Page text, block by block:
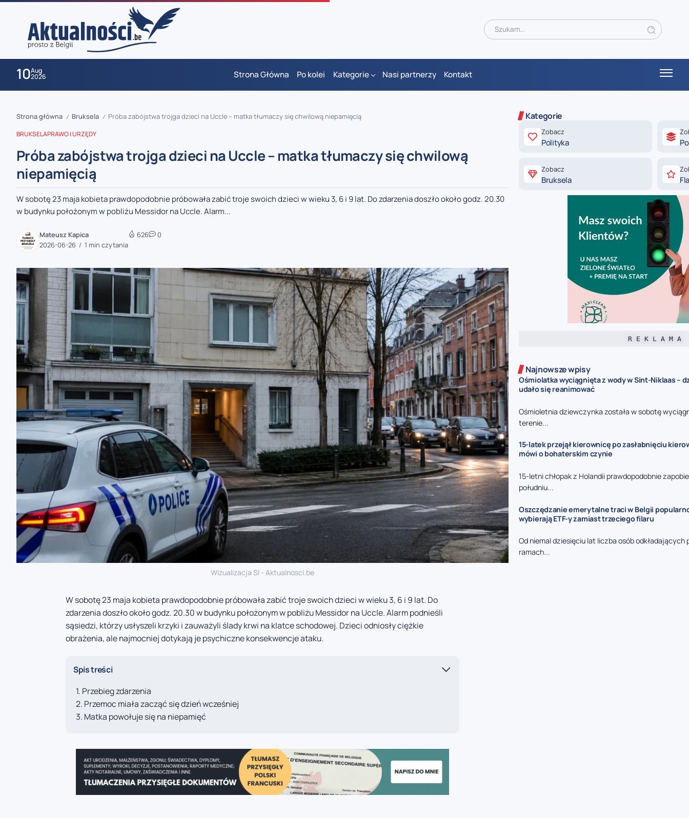
10Aug
2026 Strona Główna Po kolei Kategorie Nasi partnerzy Kontakt
zaobserwuj nas
zaobserwuj nas
zaobserwuj nas
zaobserwuj nas
zaobserwuj nas
Strona główna / Bruksela / Próba zabójstwa trojga dzieci na Uccle – matka tłumaczy się chwilową niepamięcią
BRUKSELAPRAWO I URZĘDY
Próba zabójstwa trojga dzieci na Uccle – matka tłumaczy się chwilową
niepamięcią
W sobotę 23 maja kobieta prawdopodobnie próbowała zabić troje swoich dzieci w wieku 3, 6 i 9 lat. Do zdarzenia doszło około godz. 20.30
w budynku położonym w pobliżu Messidor na Uccle. Alarm...
Mateusz Kapica
2026-06-26
1 min czytania
626 0
Wizualizacja SI - Aktualnosci.be
W sobotę 23 maja kobieta prawdopodobnie próbowała zabić troje swoich dzieci w wieku 3, 6 i 9 lat. Do
zdarzenia doszło około godz. 20.30 w budynku położonym w pobliżu Messidor na Uccle. Alarm podnieśli
sąsiedzi, którzy usłyszeli krzyki i zauważyli ślady krwi na klatce schodowej. Dzieci odniosły ciężkie
obrażenia, ale najmocniej dotykają je psychiczne konsekwencje ataku.
Spis treści
Przebieg zdarzenia
Przemoc miała zacząć się dzień wcześniej
Matka powołuje się na niepamięć
Kategorie
Zobacz
Polityka
Zobacz
Bruksela
R E K L A M A
Najnowsze wpisy
Ośmiolatka wyciągnięta z wody w Sint-Niklaas –
udało się reanimować
Ośmioletnia dziewczynka została w sobotę
terenie...
15-latek przejął kierownicę po zasłabnięciu
mówi o bohaterskim czynie
15-letni chłopak z Holandii prawdopodobnie
południu...
Oszczędzanie emerytalne traci w Belgii
wybierają ETF-y zamiast trzeciego filaru
Od niemal dziesięciu lat liczba osób odkładających
ramach...